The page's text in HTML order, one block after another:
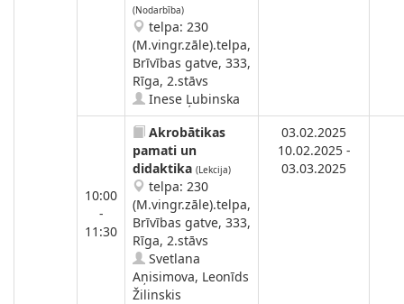
(Nodarbība)
telpa: 230
(M.vingr.zāle).telpa,
Brīvības gatve, 333,
Rīga, 2.stāvs
Inese Ļubinska
10:00
-
11:30
Akrobātikas
pamati un
didaktika (Lekcija)
telpa: 230
(M.vingr.zāle).telpa,
Brīvības gatve, 333,
Rīga, 2.stāvs
Svetlana
Aņisimova, Leonīds
Žilinskis
03.02.2025
10.02.2025 -
03.03.2025